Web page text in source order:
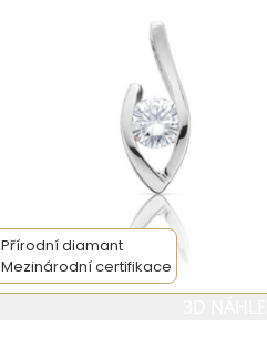
Přírodní diamant
Mezinárodní certifikace